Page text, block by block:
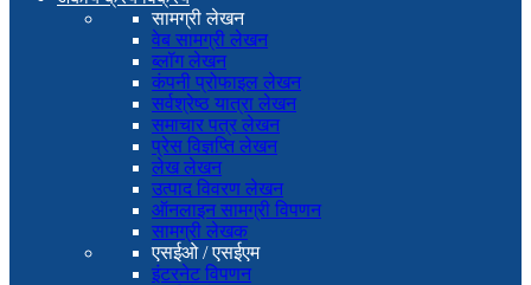
सामग्री लेखन
वेब सामग्री लेखन
ब्लॉग लेखन
कंपनी प्रोफाइल लेखन
सर्वश्रेष्ठ यात्रा लेखन
समाचार पत्र लेखन
प्रेस विज्ञप्ति लेखन
लेख लेखन
उत्पाद विवरण लेखन
ऑनलाइन सामग्री विपणन
सामग्री लेखक
एसईओ / एसईएम
इंटरनेट विपणन